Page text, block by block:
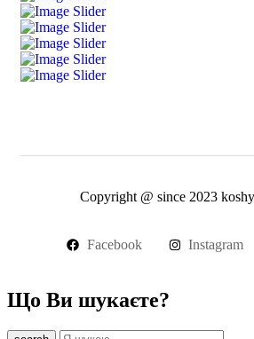
Copyright @ since 2023
Facebook Instagram
Що Ви шукаєте?